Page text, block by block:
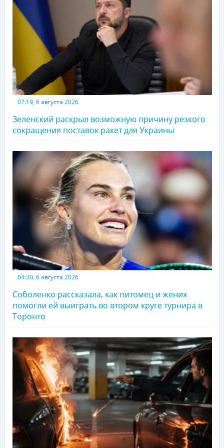
07:19, 6 августа 2026
Зеленский раскрыл возможную причину резкого
сокращения поставок ракет для Украины
04:30, 6 августа 2026
Соболенко рассказала, как питомец и жених
помогли ей выиграть во втором круге турнира в
Торонто